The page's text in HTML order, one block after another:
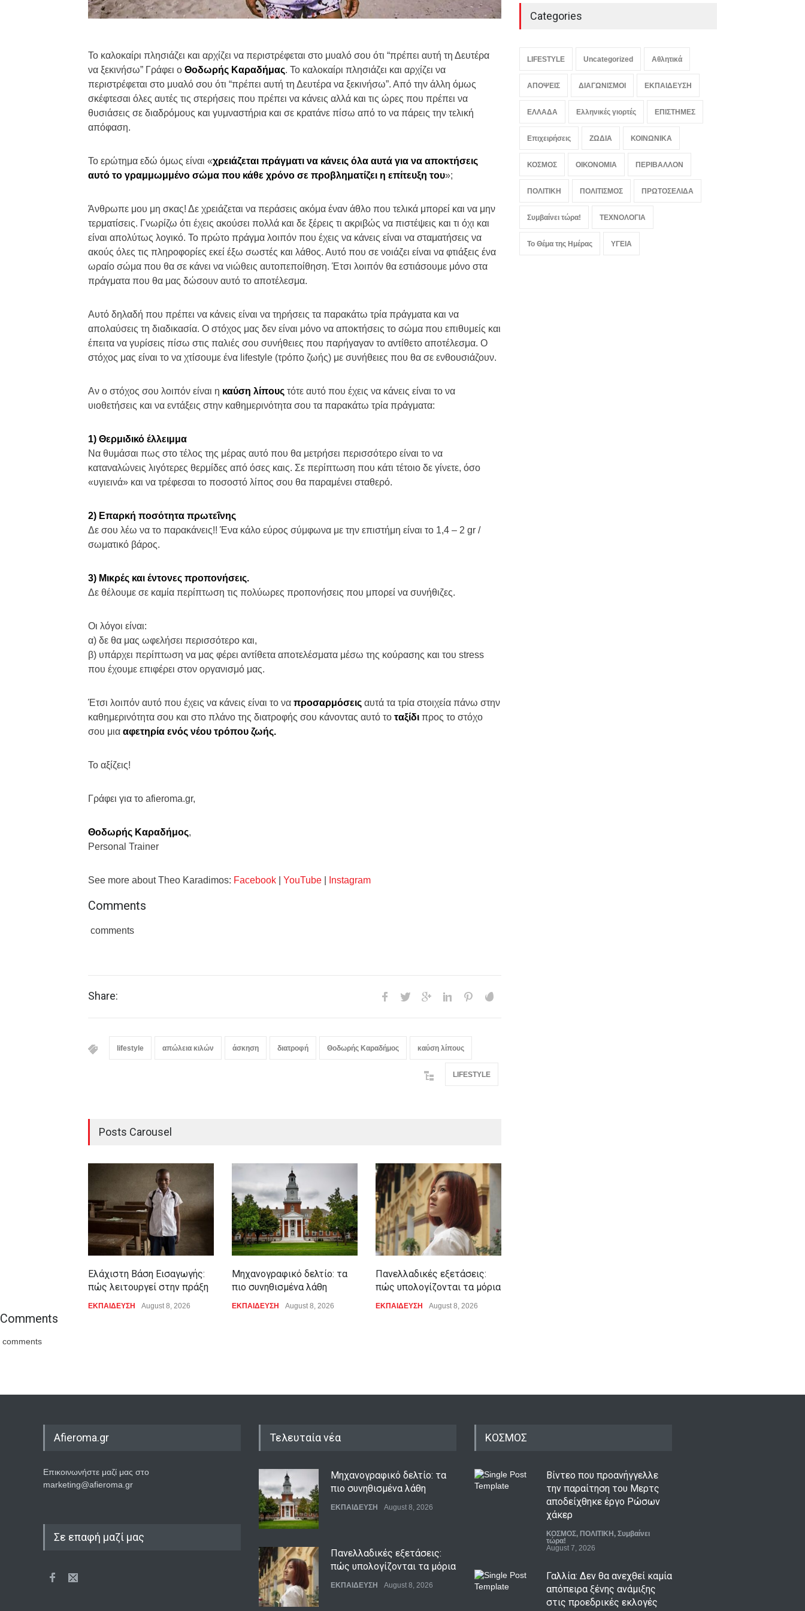
Το καλοκαίρι πλησιάζει και αρχίζει να περιστρέφεται στο μυαλό σου ότι “πρέπει αυτή τη Δευτέρα
να ξεκινήσω” Γράφει ο Θοδωρής Καραδήμας. Το καλοκαίρι πλησιάζει και αρχίζει να
περιστρέφεται στο μυαλό σου ότι “πρέπει αυτή τη Δευτέρα να ξεκινήσω”. Από την άλλη όμως
σκέφτεσαι όλες αυτές τις στερήσεις που πρέπει να κάνεις αλλά και τις ώρες που πρέπει να
θυσιάσεις σε διαδρόμους και γυμναστήρια και σε κρατάνε πίσω από το να πάρεις την τελική
απόφαση.
Το ερώτημα εδώ όμως είναι «χρειάζεται πράγματι να κάνεις όλα αυτά για να αποκτήσεις
αυτό το γραμμωμμένο σώμα που κάθε χρόνο σε προβληματίζει η επίτευξη του»;
Άνθρωπε μου μη σκας! Δε χρειάζεται να περάσεις ακόμα έναν άθλο που τελικά μπορεί και να μην
τερματίσεις. Γνωρίζω ότι έχεις ακούσει πολλά και δε ξέρεις τι ακριβώς να πιστέψεις και τι όχι και
είναι απολύτως λογικό. Το πρώτο πράγμα λοιπόν που έχεις να κάνεις είναι να σταματήσεις να
ακούς όλες τις πληροφορίες εκεί έξω σωστές και λάθος. Αυτό που σε νοιάζει είναι να φτιάξεις ένα
ωραίο σώμα που θα σε κάνει να νιώθεις αυτοπεποίθηση. Έτσι λοιπόν θα εστιάσουμε μόνο στα
πράγματα που θα μας δώσουν αυτό το αποτέλεσμα.
Αυτό δηλαδή που πρέπει να κάνεις είναι να τηρήσεις τα παρακάτω τρία πράγματα και να
απολαύσεις τη διαδικασία. Ο στόχος μας δεν είναι μόνο να αποκτήσεις το σώμα που επιθυμείς και
έπειτα να γυρίσεις πίσω στις παλιές σου συνήθειες που παρήγαγαν το αντίθετο αποτέλεσμα. Ο
στόχος μας είναι το να χτίσουμε ένα lifestyle (τρόπο ζωής) με συνήθειες που θα σε ενθουσιάζουν.
Αν ο στόχος σου λοιπόν είναι η καύση λίπους τότε αυτό που έχεις να κάνεις είναι το να
υιοθετήσεις και να εντάξεις στην καθημερινότητα σου τα παρακάτω τρία πράγματα:
1) Θερμιδικό έλλειμμα
Να θυμάσαι πως στο τέλος της μέρας αυτό που θα μετρήσει περισσότερο είναι το να
καταναλώνεις λιγότερες θερμίδες από όσες καις. Σε περίπτωση που κάτι τέτοιο δε γίνετε, όσο
«υγιεινά» και να τρέφεσαι το ποσοστό λίπος σου θα παραμένει σταθερό.
2) Επαρκή ποσότητα πρωτεΐνης
Δε σου λέω να το παρακάνεις!! Ένα κάλο εύρος σύμφωνα με την επιστήμη είναι το 1,4 – 2 gr /
σωματικό βάρος.
3) Μικρές και έντονες προπονήσεις.
Δε θέλουμε σε καμία περίπτωση τις πολύωρες προπονήσεις που μπορεί να συνήθιζες.
Οι λόγοι είναι:
α) δε θα μας ωφελήσει περισσότερο και,
β) υπάρχει περίπτωση να μας φέρει αντίθετα αποτελέσματα μέσω της κούρασης και του stress
που έχουμε επιφέρει στον οργανισμό μας.
Έτσι λοιπόν αυτό που έχεις να κάνεις είναι το να προσαρμόσεις αυτά τα τρία στοιχεία πάνω στην
καθημερινότητα σου και στο πλάνο της διατροφής σου κάνοντας αυτό το ταξίδι προς το στόχο
σου μια αφετηρία ενός νέου τρόπου ζωής.
Το αξίζεις!
Γράφει για το afieroma.gr,
Θοδωρής Καραδήμος,
Personal Trainer
See more about Theo Karadimos: Facebook YouTube Instagram
Comments
comments
Share:
lifestyle απώλεια κιλών άσκηση διατροφή Θοδωρής Καραδήμος καύση λίπους
LIFESTYLE
Posts Carousel
Ελάχιστη Βάση Εισαγωγής:
πώς λειτουργεί στην πράξη
ΕΚΠΑΙΔΕΥΣΗ August 8, 2026
Μηχανογραφικό δελτίο: τα
πιο συνηθισμένα λάθη
ΕΚΠΑΙΔΕΥΣΗ August 8, 2026
Πανελλαδικές εξετάσεις:
πώς υπολογίζονται τα μόρια
ΕΚΠΑΙΔΕΥΣΗ August 8, 2026
ΥΓΕΙΑ August 8, 2026
Categories
LIFESTYLE Uncategorized Αθλητικά
ΑΠΟΨΕΙΣ ΔΙΑΓΩΝΙΣΜΟΙ ΕΚΠΑΙΔΕΥΣΗ
ΕΛΛΑΔΑ Ελληνικές γιορτές ΕΠΙΣΤΗΜΕΣ
Επιχειρήσεις ΖΩΔΙΑ ΚΟΙΝΩΝΙΚΑ
ΚΟΣΜΟΣ ΟΙΚΟΝΟΜΙΑ ΠΕΡΙΒΑΛΛΟΝ
ΠΟΛΙΤΙΚΗ ΠΟΛΙΤΙΣΜΟΣ ΠΡΩΤΟΣΕΛΙΔΑ
Συμβαίνει τώρα! ΤΕΧΝΟΛΟΓΙΑ
Το Θέμα της Ημέρας ΥΓΕΙΑ
Comments
comments
Afieroma.gr
Επικοινωνήστε μαζί μας στο
marketing@afieroma.gr
Σε επαφή μαζί μας
Τελευταία νέα
Μηχανογραφικό δελτίο: τα
πιο συνηθισμένα λάθη
ΕΚΠΑΙΔΕΥΣΗ August 8, 2026
Πανελλαδικές εξετάσεις:
πώς υπολογίζονται τα μόρια
ΕΚΠΑΙΔΕΥΣΗ August 8, 2026
ΚΟΣΜΟΣ
Βίντεο που προανήγγελλε
την παραίτηση του Μερτς
αποδείχθηκε έργο Ρώσων
χάκερ
ΚΟΣΜΟΣ, ΠΟΛΙΤΙΚΗ , Συμβαίνει
τώρα!
August 7, 2026
Γαλλία: Δεν θα ανεχθεί καμία
απόπειρα ξένης ανάμιξης
στις προεδρικές εκλογές